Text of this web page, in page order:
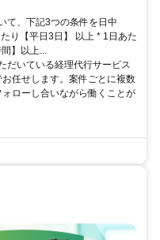
て、下記3つの条件を日中
り【平日3日】 以上 * 1日あた
】以上...
だいている経理代行サービス
任せします。案件ごとに複数
ローし合いながら働くことが